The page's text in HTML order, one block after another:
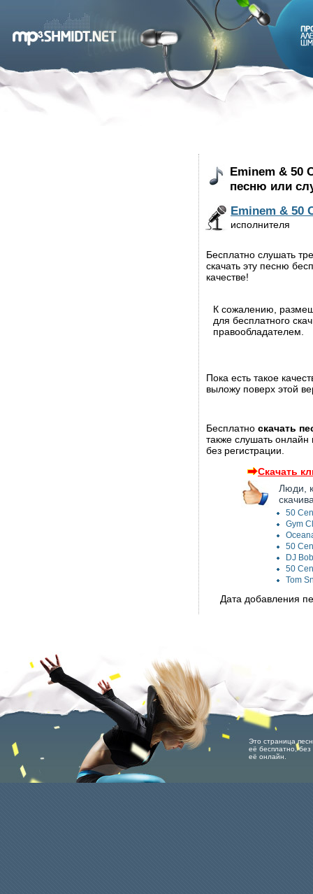
Eminem & 50
песню или
Eminem & 50
исполнителя
Бесплатно слушать
скачать эту песню
качестве!
К сожалению,
для бесплатного
правообладателем.
Пока есть такое
выложу поверх этой
Бесплатно скачать
также слушать онлайн
без регистрации.
Скачать
Люди,
50
Gym
50
DJ
50
Tom
Дата добавления
Это страница
её бесплатно,
её онлайн.